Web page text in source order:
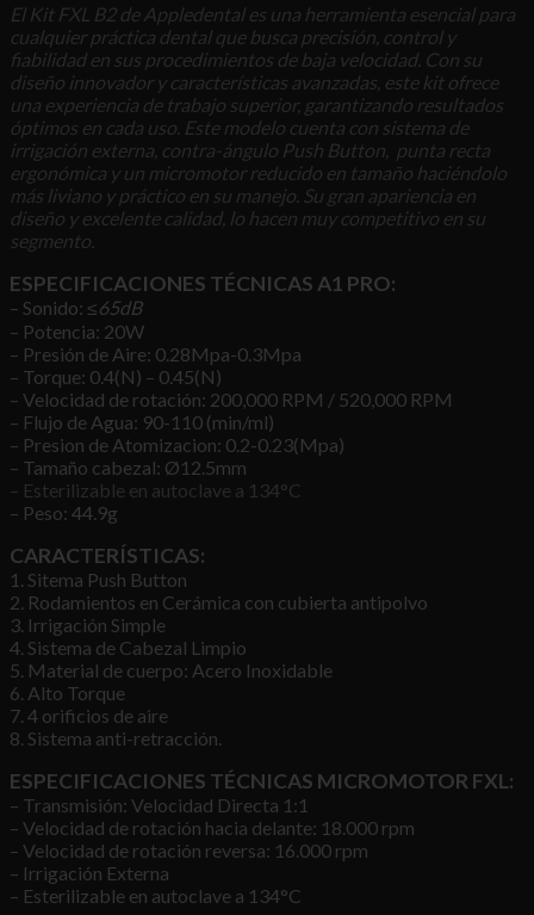
El Kit FXL B2 de Appledental es una herramienta esencial para
cualquier práctica dental que busca precisión, control y
fiabilidad en sus procedimientos de baja velocidad. Con su
diseño innovador y características avanzadas, este kit ofrece
una experiencia de trabajo superior, garantizando resultados
óptimos en cada uso. Este modelo cuenta con sistema de
irrigación externa, contra-ángulo Push Button, punta recta
ergonómica y un micromotor reducido en tamaño haciéndolo
más liviano y práctico en su manejo . Su gran apariencia en
diseño y excelente calidad, lo hacen muy competitivo en su
segmento.
ESPECIFICACIONES TÉCNICAS A1 PRO:
– Sonido: ≤65dB
– Potencia: 20W
– Presión de Aire: 0.28Mpa-0.3Mpa
– Torque: 0.4(N) – 0.45(N)
– Velocidad de rotación: 200,000 RPM / 520,000 RPM
– Flujo de Agua: 90-110 (min/ml)
– Presion de Atomizacion: 0.2-0.23(Mpa)
– Tamaño cabezal: Ø12.5mm
– Esterilizable en autoclave a 134°C
– Peso: 44.9g
CARACTERÍSTICAS:
1. Sitema Push Button
2. Rodamientos en Cerámica con cubierta antipolvo
3. Irrigación Simple
4. Sistema de Cabezal Limpio
5. Material de cuerpo: Acero Inoxidable
6. Alto Torque
7. 4 orificios de aire
8. Sistema anti-retracción.
ESPECIFICACIONES TÉCNICAS MICROMOTOR FXL:
– Transmisión: Velocidad Directa 1:1
– Velocidad de rotación hacia delante: 18.000 rpm
– Velocidad de rotación reversa: 16.000 rpm
– Irrigación Externa
– Esterilizable en autoclave a 134°C